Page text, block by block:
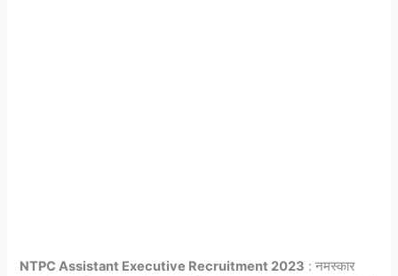
NTPC Assistant Executive Recruitment 2023 : नमस्कार